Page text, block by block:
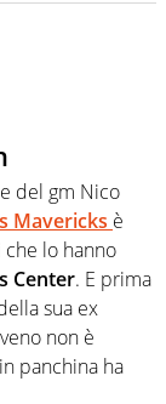
del gm Nico
Mavericks è
lo hanno
Center. E prima
sua ex
non è
panchina ha